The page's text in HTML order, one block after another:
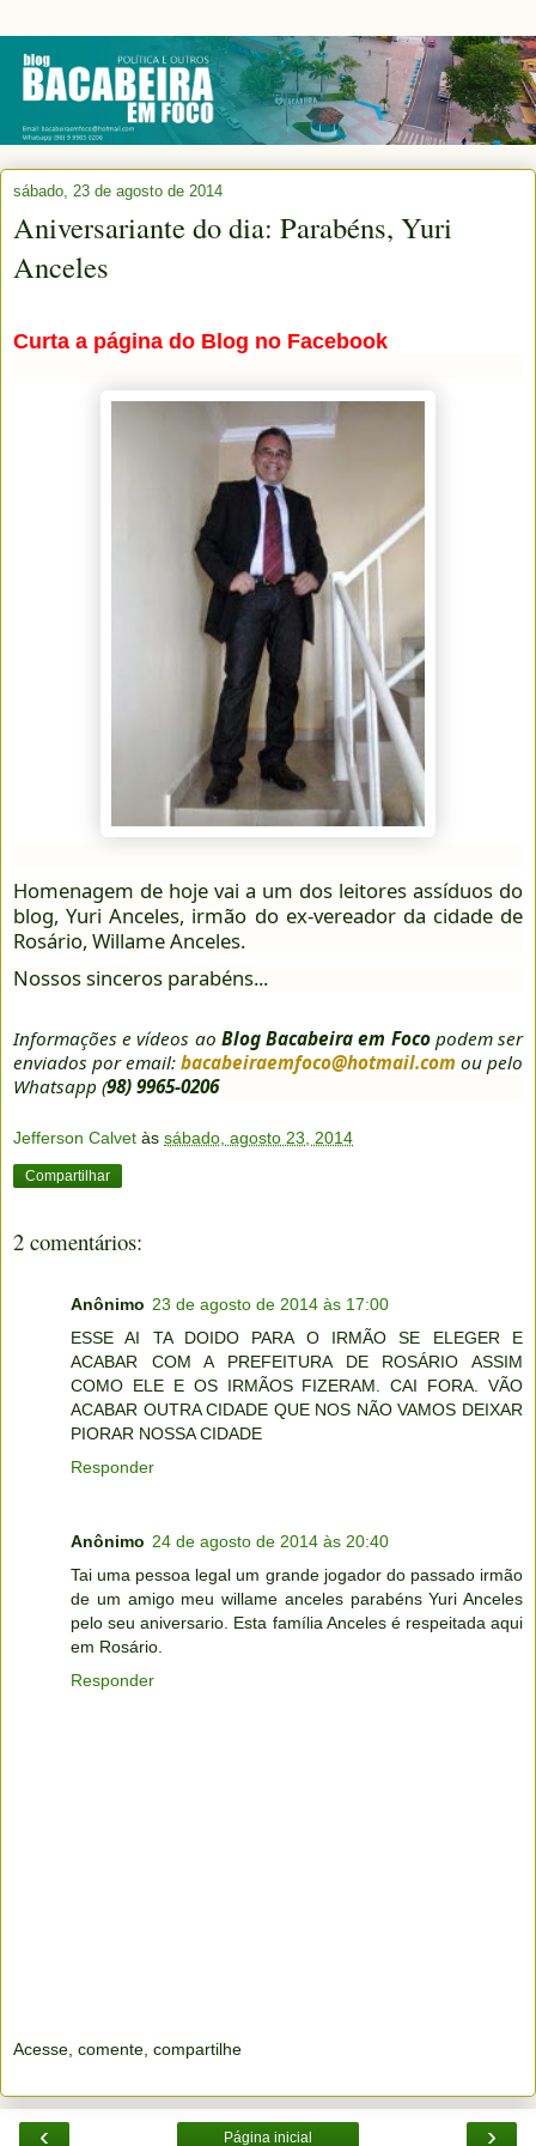
sábado, 23 de agosto de 2014
Aniversariante do dia: Parabéns, Yuri
Anceles
Curta a página do Blog no Facebook
Homenagem de hoje vai a um dos leitores assíduos do
blog, Yuri Anceles, irmão do ex-vereador da cidade de
Rosário, Willame Anceles.
Nossos sinceros parabéns...
Informações e vídeos ao Blog Bacabeira em Focopodem ser
enviados por email: bacabeiraemfoco@hotmail.com ou pelo
Whatsapp (98) 9965-0206
Jefferson Calvet às sábado, agosto 23, 2014
Compartilhar
2 comentários:
Anônimo 23 de agosto de 2014 às 17:00
ESSE AI TA DOIDO PARA O IRMÃO SE ELEGER E
ACABAR COM A PREFEITURA DE ROSÁRIO ASSIM
COMO ELE E OS IRMÃOS FIZERAM. CAI FORA. VÃO
ACABAR OUTRA CIDADE QUE NOS NÃO VAMOS DEIXAR
PIORAR NOSSA CIDADE
Responder
Anônimo 24 de agosto de 2014 às 20:40
Tai uma pessoa legal um grande jogador do passado irmão
de um amigo meu willame anceles parabéns Yuri Anceles
pelo seu aniversario. Esta família Anceles é respeitada aqui
em Rosário.
Responder
Acesse, comente, compartilhe
‹ ›
Página inicial